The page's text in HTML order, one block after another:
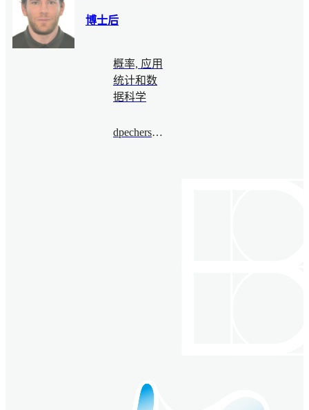
博士后
概率, 应用
统计和数
据科学
dpechersky@bimsa.cn